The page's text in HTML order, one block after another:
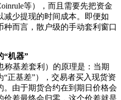
等），而且需要先把资金
少提现的时间成本。即便如
而言，散户级的手动套利窗口
“机器”
称基差套利）的原理是：当期
正基差”），交易者买入现货资
。由于期货合约在到期日价格会
差最终会归零，这个价差就是